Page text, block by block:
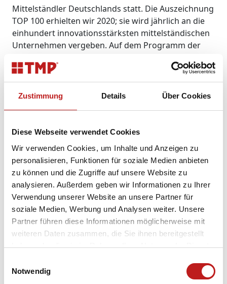
Zustimmung Details Über Cookies
Diese Webseite verwendet Cookies
Wir verwenden Cookies, um Inhalte und Anzeigen zu
personalisieren, Funktionen für soziale Medien anbieten
zu können und die Zugriffe auf unsere Website zu
analysieren. Außerdem geben wir Informationen zu Ihrer
Verwendung unserer Website an unsere Partner für
soziale Medien, Werbung und Analysen weiter. Unsere
Partner führen diese Informationen möglicherweise mit
weiteren Daten zusammen, die Sie ihnen bereitgestellt
haben oder die sie im Rahmen Ihrer Nutzung der Dienste
Datenschutz
Notwendig
Mittelständler Deutschlands statt. Die Auszeichnung
TOP 100 erhielten wir 2020; sie wird jährlich an die
einhundert innovationsstärksten mittelständischen
Unternehmen vergeben. Auf dem Programm der
die Kulissen der Stanford University, der University
of Berkeley, Zoox, LinkedIn, Intel und der Fa. Carbon
auch Worshops und Strategiegespräche mit
Universität Wien sowie der Tech-Experte Dr. Mario
Herger begleiteten die Teilnehmer.
Unser Geschäftsfüher konnte dabei wertvolle
Einblicke in die einzigartige Innovationskultur, die
Vernetzungsstruktur und die Mentalität im Silicon
Valley gewinnen:"Eine Sache, die Firmen im
wachsenden internationalen Wettbewerb stark
macht, ist Innovtion. Die entsteht durch
Wissensaustausch und Zusammenarbeit der
Mitarbeiter und deren Weiterbildung. Das ist
definitiv etwas, wo die Unternehmen des Silicon
Valley beispielhaft vorangehen"
, so Tobias Kern.